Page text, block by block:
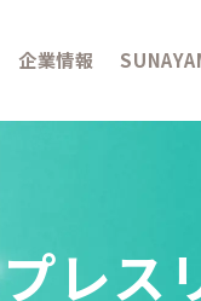
企業情報
プレス